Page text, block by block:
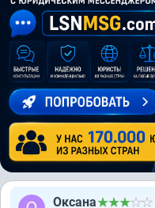
Оксана